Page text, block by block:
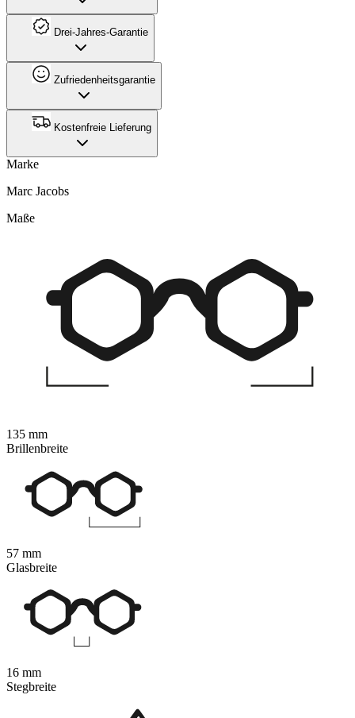
Drei-Jahres-Garantie
Zufriedenheitsgarantie
Kostenfreie Lieferung
Marke
Marc Jacobs
Maße
135 mm
Brillenbreite
57 mm
Glasbreite
16 mm
Stegbreite